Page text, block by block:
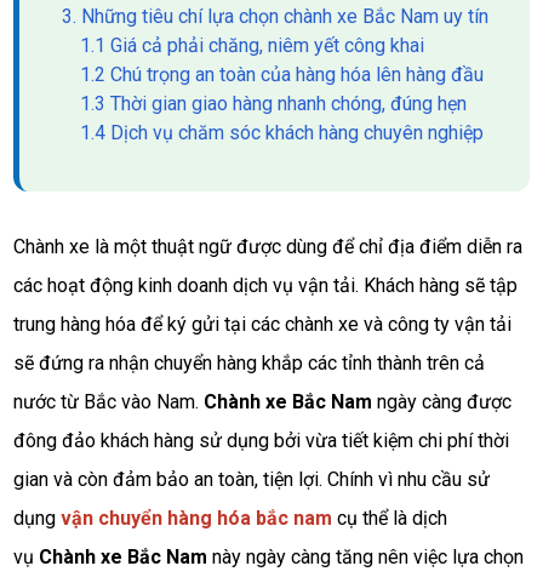
3. Những tiêu chí lựa chọn chành xe Bắc Nam uy tín
1.1 Giá cả phải chăng, niêm yết công khai
1.2 Chú trọng an toàn của hàng hóa lên hàng đầu
1.3 Thời gian giao hàng nhanh chóng, đúng hẹn
1.4 Dịch vụ chăm sóc khách hàng chuyên nghiệp
Chành xe là một thuật ngữ được dùng để chỉ địa điểm diễn ra
các hoạt động kinh doanh dịch vụ vận tải. Khách hàng sẽ tập
trung hàng hóa để ký gửi tại các chành xe và công ty vận tải
sẽ đứng ra nhận chuyển hàng khắp các tỉnh thành trên cả
nước từ Bắc vào Nam. Chành xe Bắc Nam ngày càng được
đông đảo khách hàng sử dụng bởi vừa tiết kiệm chi phí thời
gian và còn đảm bảo an toàn, tiện lợi. Chính vì nhu cầu sử
dụngvận chuyển hàng hóa bắc nam cụ thể là dịch
vụ Chành xe Bắc Nam này ngày càng tăng nên việc lựa chọn